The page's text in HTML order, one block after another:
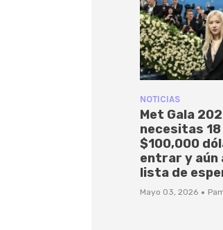
NOTICIAS
Met Gala
necesitas 18
$100,000
entrar y aún
lista de
Mayo 03, 2026 ·